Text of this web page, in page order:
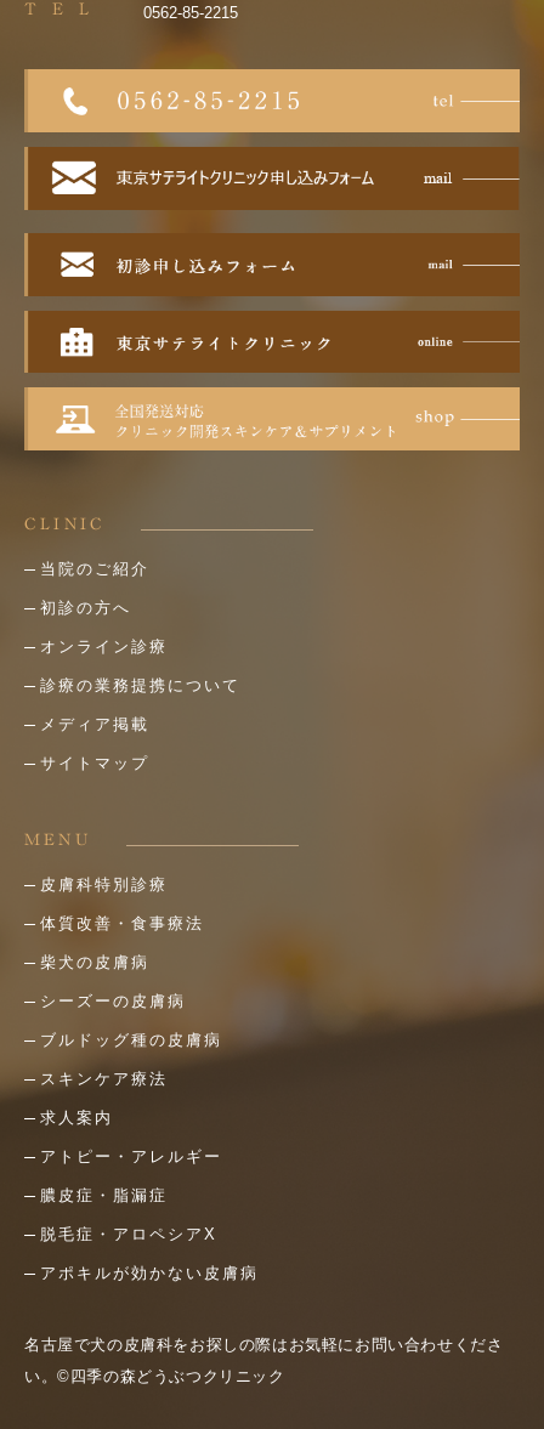
T E L 0562-85-2215
CLINIC
当院のご紹介
初診の方へ
オンライン診療
診療の業務提携について
メディア掲載
サイトマップ
MENU
皮膚科特別診療
体質改善・食事療法
柴犬の皮膚病
シーズーの皮膚病
ブルドッグ種の皮膚病
スキンケア療法
求人案内
アトピー・アレルギー
膿皮症・脂漏症
脱毛症・アロペシアX
アポキルが効かない皮膚病
名古屋で犬の皮膚科をお探しの際はお気軽にお問い合わせくださ
い。©四季の森どうぶつクリニック